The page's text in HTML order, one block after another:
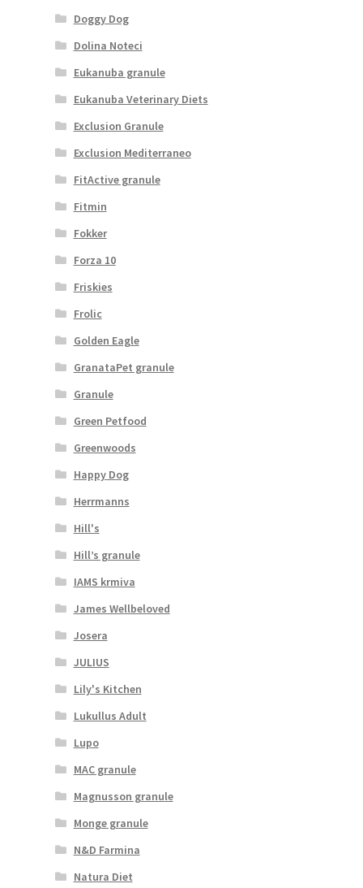
Doggy Dog
Dolina Noteci
Eukanuba granule
Eukanuba Veterinary Diets
Exclusion Granule
Exclusion Mediterraneo
FitActive granule
Fitmin
Fokker
Forza 10
Friskies
Frolic
Golden Eagle
GranataPet granule
Granule
Green Petfood
Greenwoods
Happy Dog
Herrmanns
Hill's
Hill’s granule
IAMS krmiva
James Wellbeloved
Josera
JULIUS
Lily's Kitchen
Lukullus Adult
Lupo
MAC granule
Magnusson granule
Monge granule
N&D Farmina
Natura Diet